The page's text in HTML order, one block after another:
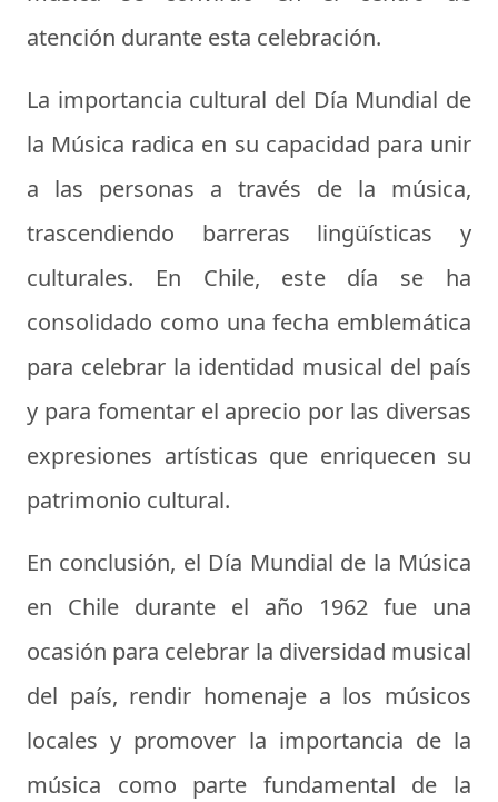
atención durante esta celebración.
La importancia cultural del Día Mundial de
la Música radica en su capacidad para unir
a las personas a través de la música,
trascendiendo barreras lingüísticas y
culturales. En Chile, este día se ha
consolidado como una fecha emblemática
para celebrar la identidad musical del país
y para fomentar el aprecio por las diversas
expresiones artísticas que enriquecen su
patrimonio cultural.
En conclusión, el Día Mundial de la Música
en Chile durante el año 1962 fue una
ocasión para celebrar la diversidad musical
del país, rendir homenaje a los músicos
locales y promover la importancia de la
música como parte fundamental de la